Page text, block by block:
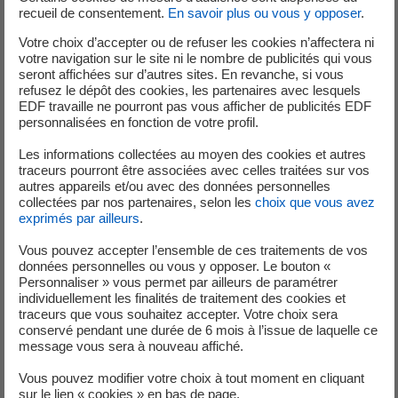
interventions sur le terrain.
Rédiger les dossiers techniques associés aux
interventions : dossiers de réalisation de travaux,
comptes rendus d’essais et rapports d’analyse.
Participer activement aux retours d’expérience, en
identifiant les axes d’amélioration, en proposant des
évolutions méthodologiques et en contribuant à la
rédaction ou à l’actualisation des modes opératoires.
Intervenir dans des environnements techniques
exigeants, dans le strict respect des règles de
nucléaires et hydrauliques.
recueil de consentement. En savoir plus ou vous y opposer.
Votre choix d’accepter ou de refuser les cookies n’affectera ni
votre navigation sur le site ni le nombre de publicités qui vous
seront affichées sur d’autres sites. En revanche, si vous
refusez le dépôt des cookies, les partenaires avec lesquels
EDF travaille ne pourront pas vous afficher de publicités EDF
personnalisées en fonction de votre profil.
Les informations collectées au moyen des cookies et autres
traceurs pourront être associées avec celles traitées sur vos
autres appareils et/ou avec des données personnelles
collectées par nos partenaires, selon les choix que vous avez
exprimés par ailleurs.
Vous pouvez accepter l’ensemble de ces traitements de vos
données personnelles ou vous y opposer. Le bouton «
Personnaliser » vous permet par ailleurs de paramétrer
individuellement les finalités de traitement des cookies et
traceurs que vous souhaitez accepter. Votre choix sera
conservé pendant une durée de 6 mois à l’issue de laquelle ce
message vous sera à nouveau affiché.
Vous pouvez modifier votre choix à tout moment en cliquant
sur le lien « cookies » en bas de page.